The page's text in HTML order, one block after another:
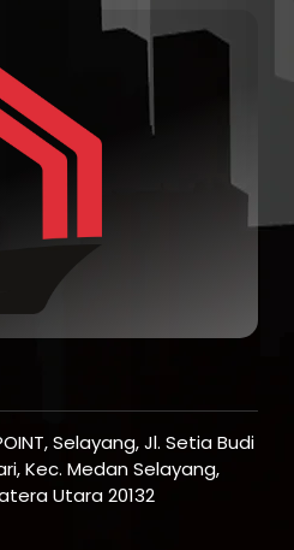
Selayang, Jl. Setia Budi
Kec. Medan Selayang,
Utara 20132